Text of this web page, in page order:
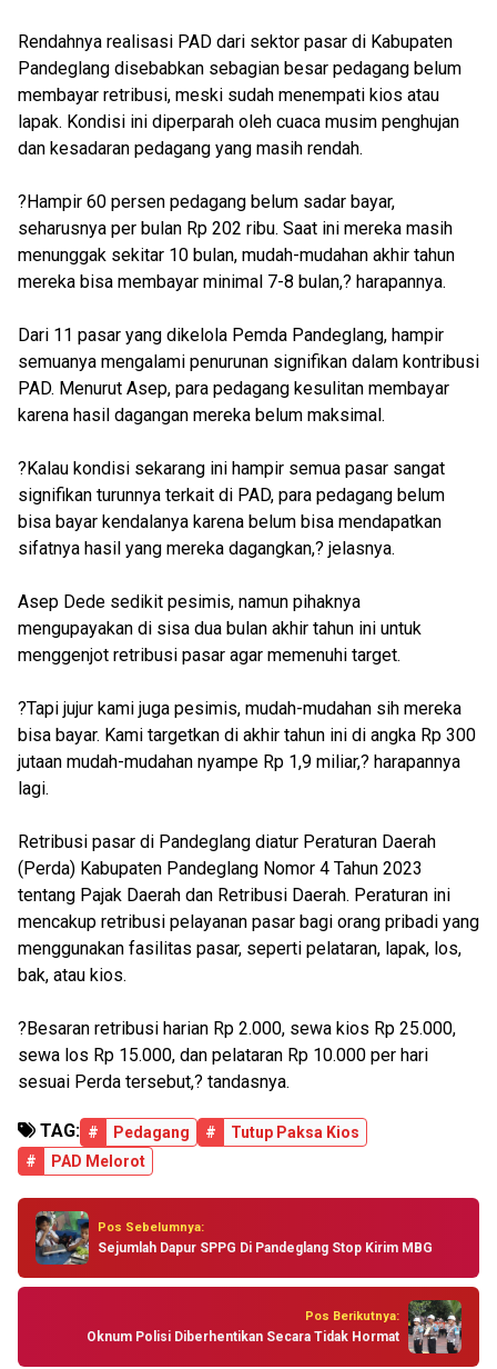
Rendahnya realisasi PAD dari sektor pasar di Kabupaten
Pandeglang disebabkan sebagian besar pedagang belum
membayar retribusi, meski sudah menempati kios atau
lapak. Kondisi ini diperparah oleh cuaca musim penghujan
dan kesadaran pedagang yang masih rendah.
?Hampir 60 persen pedagang belum sadar bayar,
seharusnya per bulan Rp 202 ribu. Saat ini mereka masih
menunggak sekitar 10 bulan, mudah-mudahan akhir tahun
mereka bisa membayar minimal 7-8 bulan,? harapannya.
Dari 11 pasar yang dikelola Pemda Pandeglang, hampir
semuanya mengalami penurunan signifikan dalam kontribusi
PAD. Menurut Asep, para pedagang kesulitan membayar
karena hasil dagangan mereka belum maksimal.
?Kalau kondisi sekarang ini hampir semua pasar sangat
signifikan turunnya terkait di PAD, para pedagang belum
bisa bayar kendalanya karena belum bisa mendapatkan
sifatnya hasil yang mereka dagangkan,? jelasnya.
Asep Dede sedikit pesimis, namun pihaknya
mengupayakan di sisa dua bulan akhir tahun ini untuk
menggenjot retribusi pasar agar memenuhi target.
?Tapi jujur kami juga pesimis, mudah-mudahan sih mereka
bisa bayar. Kami targetkan di akhir tahun ini di angka Rp 300
jutaan mudah-mudahan nyampe Rp 1,9 miliar,? harapannya
lagi.
Retribusi pasar di Pandeglang diatur Peraturan Daerah
(Perda) Kabupaten Pandeglang Nomor 4 Tahun 2023
tentang Pajak Daerah dan Retribusi Daerah. Peraturan ini
mencakup retribusi pelayanan pasar bagi orang pribadi yang
menggunakan fasilitas pasar, seperti pelataran, lapak, los,
bak, atau kios.
?Besaran retribusi harian Rp 2.000, sewa kios Rp 25.000,
sewa los Rp 15.000, dan pelataran Rp 10.000 per hari
sesuai Perda tersebut,? tandasnya.
TAG: # Pedagang #
Tutup Paksa Kios
#
PAD Melorot
Pos Sebelumnya:
Sejumlah Dapur SPPG Di Pandeglang Stop Kirim MBG
Pos Berikutnya:
Oknum Polisi Diberhentikan Secara Tidak Hormat